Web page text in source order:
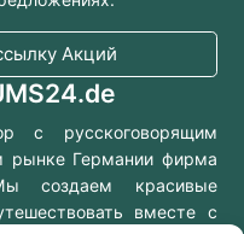
Акций
с русскоговорящим
рынке Германии фирма
создаем красивые
вместе с